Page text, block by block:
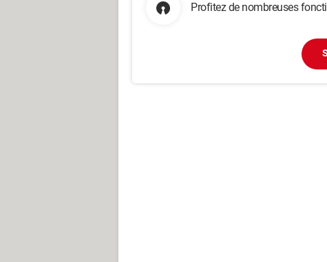
Profitez de nombreuses